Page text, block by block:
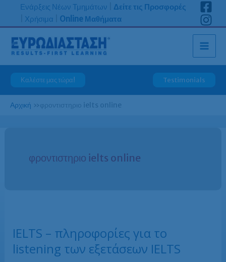
Μετάβαση
περιεχόμενο
Ενάρξεις Νέων Τμημάτων
Δείτε τις Προσφορές
Χρήσιμα Online Μαθήματα
Καλέστε μας τώρα! Testimonials
Αρχική »φροντιστηριο ielts online
φροντιστηριο ielts online
IELTS – πληροφορίες για το
listening των εξετάσεων IELTS